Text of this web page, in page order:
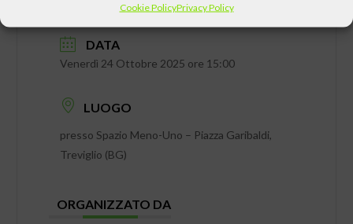
Cookie PolicyPrivacy Policy
DATA
Venerdì 24 Ottobre 2025 ore 15:00
LUOGO
presso Spazio Meno-Uno – Piazza Garibaldi,
Treviglio (BG)
ORGANIZZATO DA